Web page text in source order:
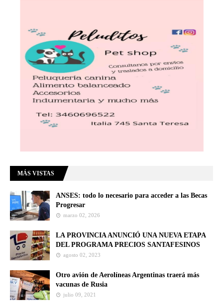
MÁS VISTAS
ANSES: todo lo necesario para acceder a las Becas
Progresar
marzo 02, 2026
LA PROVINCIA ANUNCIÓ UNA NUEVA ETAPA
DEL PROGRAMA PRECIOS SANTAFESINOS
agosto 02, 2023
Otro avión de Aerolíneas Argentinas traerá más
vacunas de Rusia
julio 09, 2021